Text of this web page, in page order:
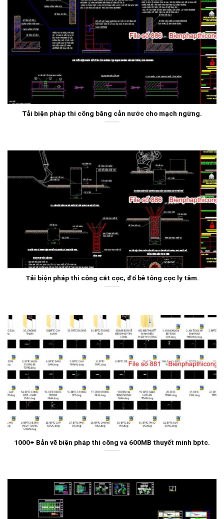
Tải biện pháp thi công băng cản nước cho mạch ngừng.
Tải biện pháp thi công cắt cọc, đổ bê tông cọc ly tâm.
1000+ Bản vẽ biện pháp thi công và 600MB thuyết minh bptc.